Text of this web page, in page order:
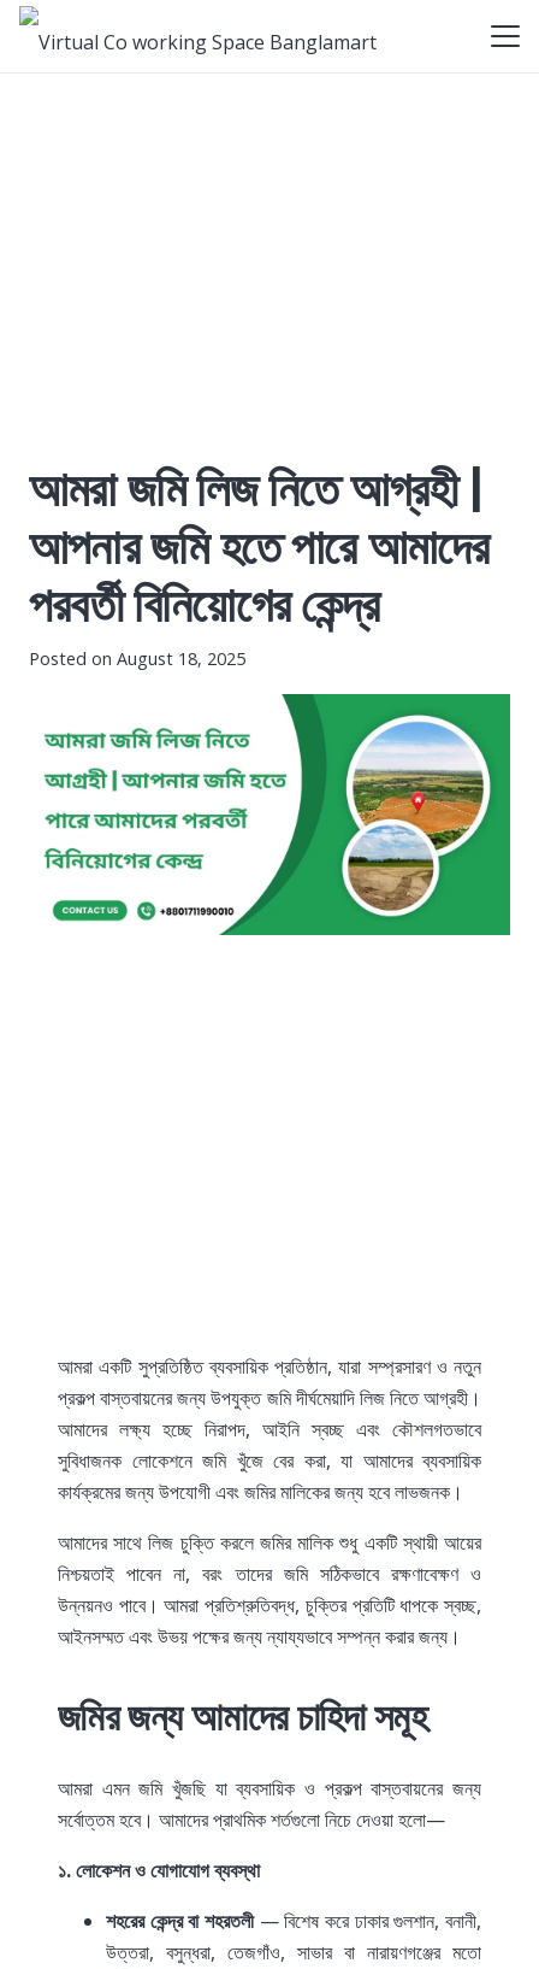
আমরা জমি লিজ নিতে আগ্রহী |
আপনার জমি হতে পারে আমাদের
পরবর্তী বিনিয়োগের কেন্দ্র
Posted on August 18, 2025
আমরা একটি সুপ্রতিষ্ঠিত ব্যবসায়িক প্রতিষ্ঠান, যারা সম্প্রসারণ ও নতুন
প্রকল্প বাস্তবায়নের জন্য উপযুক্ত জমি দীর্ঘমেয়াদি লিজ নিতে আগ্রহী।
আমাদের লক্ষ্য হচ্ছে নিরাপদ, আইনি স্বচ্ছ এবং কৌশলগতভাবে
সুবিধাজনক লোকেশনে জমি খুঁজে বের করা, যা আমাদের ব্যবসায়িক
কার্যক্রমের জন্য উপযোগী এবং জমির মালিকের জন্য হবে লাভজনক।
আমাদের সাথে লিজ চুক্তি করলে জমির মালিক শুধু একটি স্থায়ী আয়ের
নিশ্চয়তাই পাবেন না, বরং তাদের জমি সঠিকভাবে রক্ষণাবেক্ষণ ও
উন্নয়নও পাবে। আমরা প্রতিশ্রুতিবদ্ধ, চুক্তির প্রতিটি ধাপকে স্বচ্ছ,
আইনসম্মত এবং উভয় পক্ষের জন্য ন্যায্যভাবে সম্পন্ন করার জন্য।
জমির জন্য আমাদের চাহিদা সমূহ
আমরা এমন জমি খুঁজছি যা ব্যবসায়িক ও প্রকল্প বাস্তবায়নের জন্য
সর্বোত্তম হবে। আমাদের প্রাথমিক শর্তগুলো নিচে দেওয়া হলো—
১. লোকেশন ও যোগাযোগ ব্যবস্থা
শহরের কেন্দ্র বা শহরতলী— বিশেষ করে ঢাকার গুলশান, বনানী,
উত্তরা, বসুন্ধরা, তেজগাঁও, সাভার বা নারায়ণগঞ্জের মতো